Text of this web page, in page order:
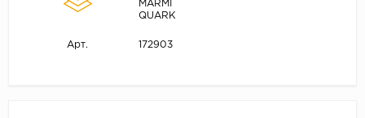
MARMI
QUARK
Арт. 172903